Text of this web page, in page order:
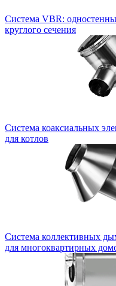
Система VBR:
круглого сечения
Система коаксиальных
для котлов
Система коллективных
для многоквартирных